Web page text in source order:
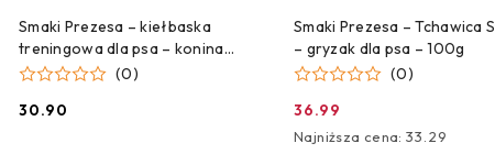
Smaki Prezesa – kiełbaska
treningowa dla psa – konina
400 g
(0)
Cena:
30.90
Smaki Prezesa – Tchawica
– gryzak dla psa – 100g
(0)
Cena
promocyjna:
36.99
Najniższa
Najniższa cena: 33.29